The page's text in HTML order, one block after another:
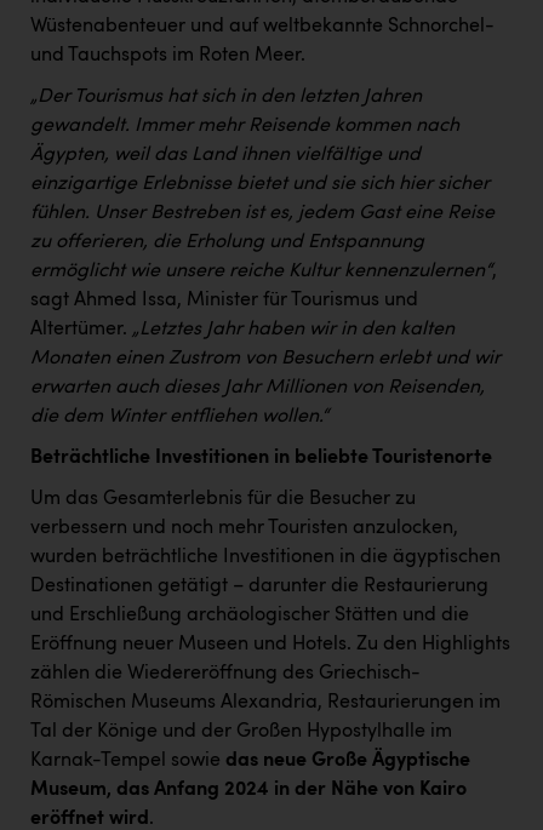
Österreichischer Kachelofenverband
Orlen
Passage Linz
PEZ
PÜSPÖK
REMAX
RE/MAX Welcome
Resch&Frisch
Ruderclub Wels
SCRI - Salzburg Cancer Research Institute
SCHMACHTL GmbH
Schwingshandl - automation technology gmbh
Seher + Partner
Smurfit Westrock Nettingsdorf
TGW Logistics
TRAILOMAT & Cycling Austria
VERITAS
Wüstenabenteuer und auf weltbekannte Schnorchel-
und Tauchspots im Roten Meer.
„Der Tourismus hat sich in den letzten Jahren
gewandelt. Immer mehr Reisende kommen nach
Ägypten, weil das Land ihnen vielfältige und
einzigartige Erlebnisse bietet und sie sich hier sicher
fühlen. Unser Bestreben ist es, jedem Gast eine Reise
zu offerieren, die Erholung und Entspannung
ermöglicht wie unsere reiche Kultur kennenzulernen“,
sagt Ahmed Issa, Minister für Tourismus und
Altertümer. „Letztes Jahr haben wir in den kalten
Monaten einen Zustrom von Besuchern erlebt und wir
erwarten auch dieses Jahr Millionen von Reisenden,
die dem Winter entfliehen wollen.“
Beträchtliche Investitionen in beliebte Touristenorte
Um das Gesamterlebnis für die Besucher zu
verbessern und noch mehr Touristen anzulocken,
wurden beträchtliche Investitionen in die ägyptischen
Destinationen getätigt – darunter die Restaurierung
und Erschließung archäologischer Stätten und die
Eröffnung neuer Museen und Hotels. Zu den Highlights
zählen die Wiedereröffnung des Griechisch-
Römischen Museums Alexandria, Restaurierungen im
Tal der Könige und der Großen Hypostylhalle im
Karnak-Tempel sowie das neue Große Ägyptische
Museum, das Anfang 2024 in der Nähe von Kairo
eröffnet wird.